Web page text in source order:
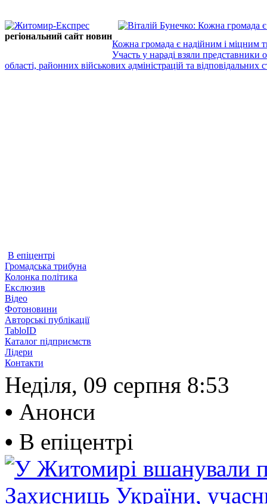
регіональний сайт новин
Кожна громада є надійним і міцним
Участь у нараді взяли представники
області, районних військових адміністрацій та відповідальних
В епіцентрі
Громадська трибуна
Колонка політика
Екслюзив
Відео
Фотоновини
Авторські публікації
TabloID
Каталог підприємств
Лідери
Контакти
Неділя, 09 серпня 8:53
• Анонси
• В епіцентрі